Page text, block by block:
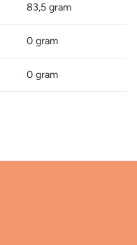
83,5 gram
0 gram
0 gram